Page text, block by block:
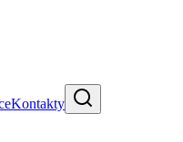
Kontakty